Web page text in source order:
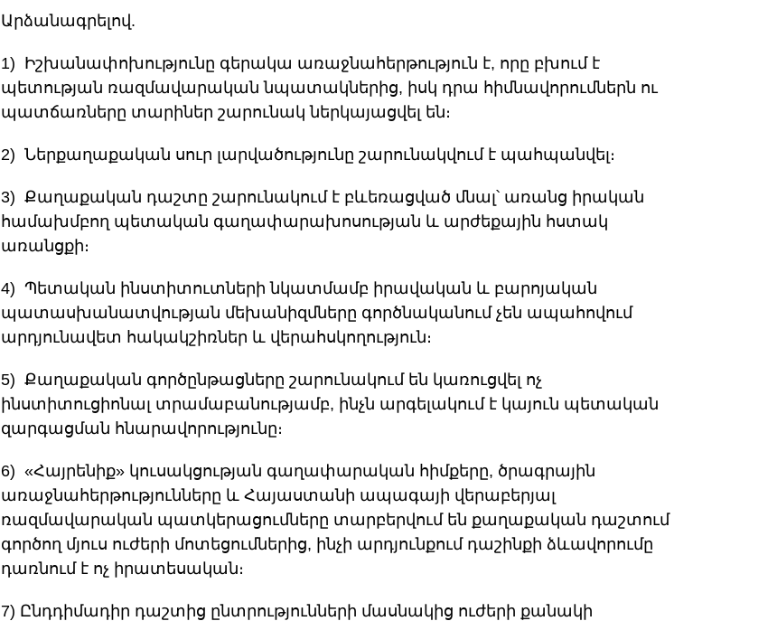
Արձանագրելով.
1) Իշխանափոխությունը գերակա առաջնահերթություն է, որը բխում է
պետության ռազմավարական նպատակներից, իսկ դրա հիմնավորումներն ու
պատճառները տարիներ շարունակ ներկայացվել են։
2) Ներքաղաքական սուր լարվածությունը շարունակվում է պահպանվել։
3) Քաղաքական դաշտը շարունակում է բևեռացված մնալ՝ առանց իրական
համախմբող պետական գաղափարախոսության և արժեքային հստակ
առանցքի։
4) Պետական ինստիտուտների նկատմամբ իրավական և բարոյական
պատասխանատվության մեխանիզմները գործնականում չեն ապահովում
արդյունավետ հակակշիռներ և վերահսկողություն։
5) Քաղաքական գործընթացները շարունակում են կառուցվել ոչ
ինստիտուցիոնալ տրամաբանությամբ, ինչն արգելակում է կայուն պետական
զարգացման հնարավորությունը։
6) «Հայրենիք» կուսակցության գաղափարական հիմքերը, ծրագրային
առաջնահերթությունները և Հայաստանի ապագայի վերաբերյալ
ռազմավարական պատկերացումները տարբերվում են քաղաքական դաշտում
գործող մյուս ուժերի մոտեցումներից, ինչի արդյունքում դաշինքի ձևավորումը
դառնում է ոչ իրատեսական։
7) Ընդդիմադիր դաշտից ընտրությունների մասնակից ուժերի քանակի